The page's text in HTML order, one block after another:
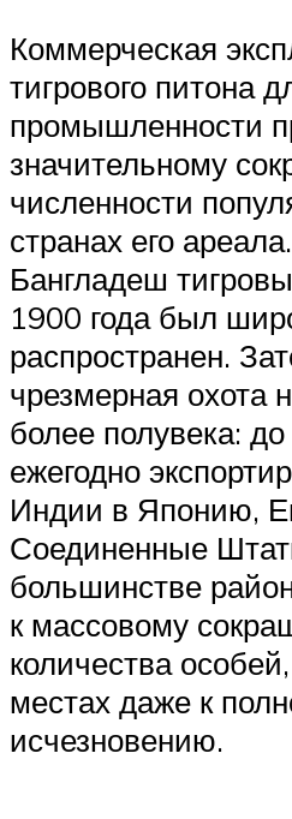
Коммерческая
тигрового питона
промышленности
значительному
численности
странах его
Бангладеш
1900 года был
распространен.
чрезмерная охота
более полувека:
ежегодно
Индии в Японию,
Соединенные
большинстве
к массовому
количества
местах даже к
исчезновению.